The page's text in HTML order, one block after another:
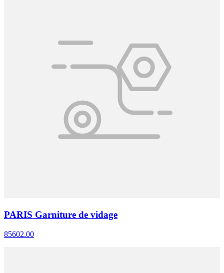
PARIS Garniture de vidage
85602.00